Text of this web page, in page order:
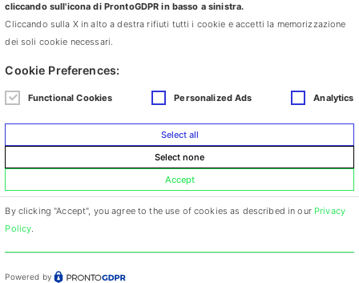
Riferimenti legali
redatta in adempimento degli obblighi previsti dall’Art. 10 della
2002/58/CE, come aggiornata dalla Direttiva 2009/136/CE, in
materia di Cookie.
Questa informativa privacy riguarda esclusivamente questa
via Cà Selvatica 4 – 40123 Bologna, Italy
cliccando sull'icona di ProntoGDPR in basso a sinistra.
Cliccando sulla X in alto a destra rifiuti tutti i cookie e accetti la memorizzazione
dei soli cookie necessari.
Cookie Preferences:
Functional Cookies Personalized Ads Analytics
Select all
Select none
Accept
By clicking "Accept", you agree to the use of cookies as described in our Privacy
Policy.
Powered by